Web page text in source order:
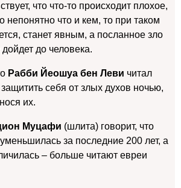
что что-то происходит плохое,
непонятно что и кем, то при таком
станет явным, а посланное зло
до человека.
Рабби Йеошуа бен Леви читал
себя от злых духов ночью,
их.
Муцафи (шлита) говорит, что
за последние 200 лет, а
– больше читают евреи